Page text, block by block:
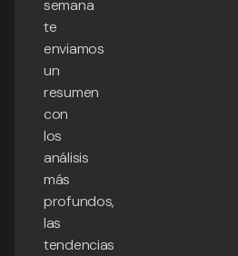
semana
te
enviamos
un
resumen
con
los
análisis
más
profundos,
las
tendencias